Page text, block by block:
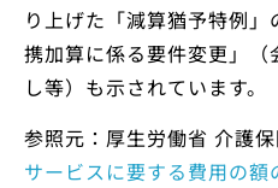
り上げた「減算猶予特例
携加算に係る要件変更」
し等）も示されています。
参照元：厚生労働省 介護
サービスに要する費用の